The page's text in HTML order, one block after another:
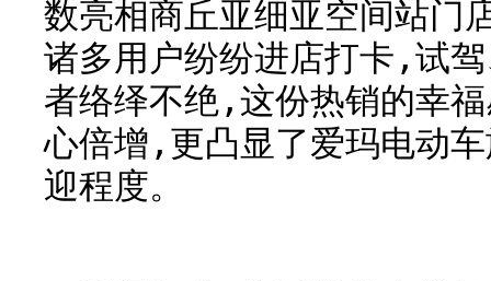
数亮相商丘亚细亚空间站门
诸多用户纷纷进店打卡,试
者络绎不绝,这份热销的幸
心倍增,更凸显了爱玛电动
迎程度。